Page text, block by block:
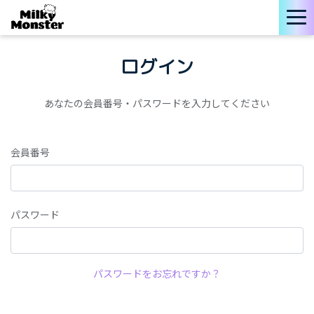
ログイン
あなたの会員番号・パスワードを入力してください
会員番号
パスワード
パスワードをお忘れですか？